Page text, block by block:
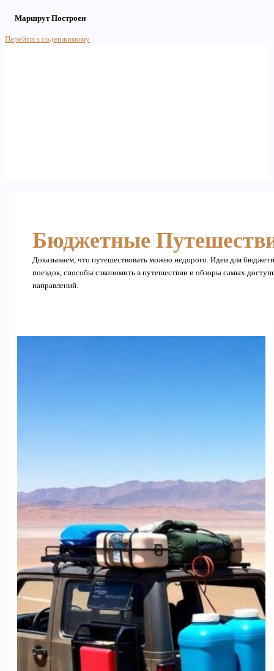
Маршрут Построен
Перейти к содержимому
Бюджетные
Доказываем, что путешествовать можно недорого. Идеи для
поездок, способы сэкономить в путешествии и обзоры самых
направлений.